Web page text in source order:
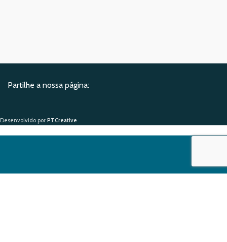
Partilhe a nossa página:
Desenvolvido por PTCreative